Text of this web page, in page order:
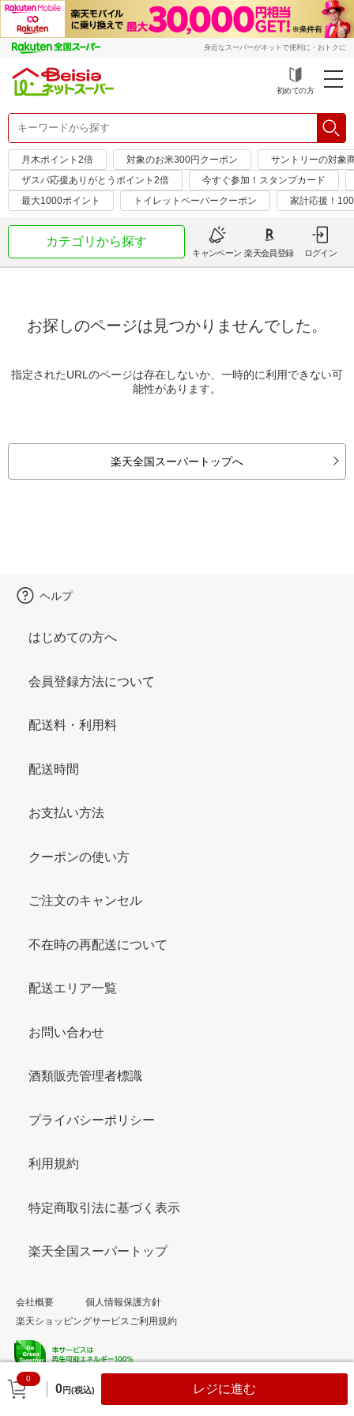
身近なスーパーがネットで便利に・おトクに
初めての方
月木ポイント2倍 対象のお米300円クーポン
サントリーの対象
ザスパ応援ありがとうポイント2倍
今すぐ参加！スタンプカード
最大1000ポイント
トイレットペーパークーポン 家計応援！
カテゴリから探す
キャンペーン 楽天会員登録 ログイン
お探しのページは見つかりませんでした。
指定されたURLのページは存在しないか、一時的に利用できない可
能性があります。
楽天全国スーパートップへ
0
0円(税込) レジに進む
ヘルプ
はじめての方へ
会員登録方法について
配送料・利用料
配送時間
お支払い方法
クーポンの使い方
ご注文のキャンセル
不在時の再配送について
配送エリア一覧
お問い合わせ
酒類販売管理者標識
プライバシーポリシー
利用規約
特定商取引法に基づく表示
楽天全国スーパートップ
会社概要
個人情報保護方針
楽天ショッピングサービスご利用規約
© Rakuten Group, Inc.